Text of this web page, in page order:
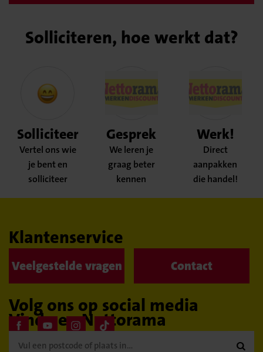
Solliciteren, hoe werkt dat?
Solliciteer
Vertel ons wie
je bent en
solliciteer
Gesprek
We leren je
graag beter
kennen
Werk!
Direct
aanpakken
die handel!
Klantenservice
Veelgestelde vragen Contact
Volg ons op social media
Vind een Nettorama
